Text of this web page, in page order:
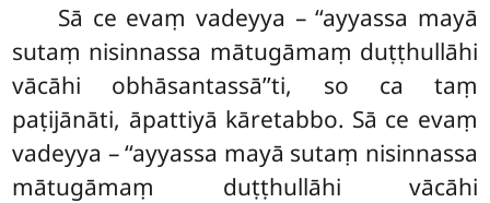
Sā ce evaṃ vadeyya – ‘‘ayyassa mayā
sutaṃ nisinnassa mātugāmaṃ duṭṭhullāhi
vācāhi obhāsantassā’’ti, so ca taṃ
paṭijānāti, āpattiyā kāretabbo. Sā ce evaṃ
vadeyya – ‘‘ayyassa mayā sutaṃ nisinnassa
mātugāmaṃ duṭṭhullāhi vācāhi